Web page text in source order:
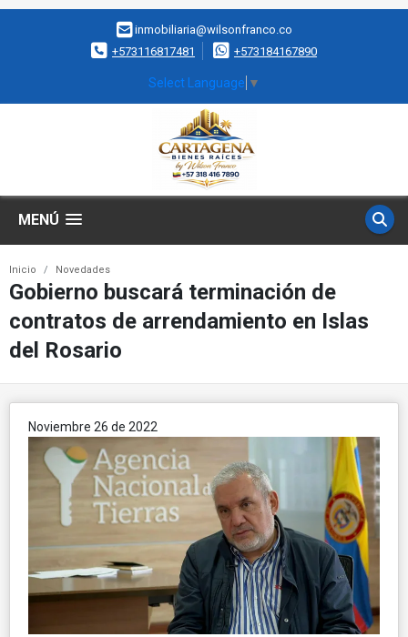
inmobiliaria@wilsonfranco.co
+573116817481
+573184167890
Select Language ▼
MENÚ
Inicio Novedades
Gobierno buscará terminación de
contratos de arrendamiento en Islas
del Rosario
Noviembre 26 de 2022